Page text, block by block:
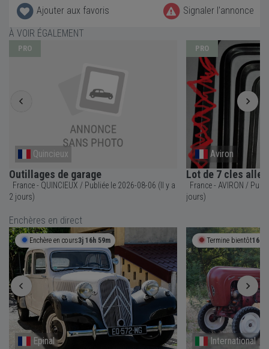
Ajouter aux favoris
Signaler l'annonce
À VOIR ÉGALEMENT
PRO
Quincieux
Outillages de garage
France - QUINCIEUX / Publiée le 2026-08-06 (Il y a
2 jours)
PRO
Aviron
Lot de 7 cles allen
France - AVIRON / Publiée le 2026-07-23 (Il y a 16
jours)
Enchères en direct
Enchère en cours3j 16h 59m
Epinal
Termine bientôt16h
International